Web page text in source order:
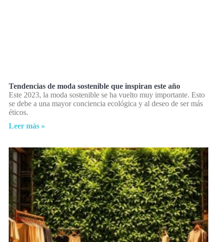
Tendencias de moda sostenible que inspiran este año
Este 2023, la moda sostenible se ha vuelto muy importante. Esto
se debe a una mayor conciencia ecológica y al deseo de ser más
éticos.
Leer más »